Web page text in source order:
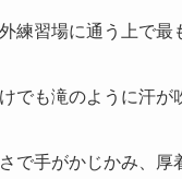
練習場に通う上で
でも滝のように汗
で手がかじかみ、